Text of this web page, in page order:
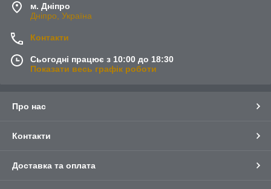
м. Дніпро
Дніпро, Україна
Контакти
Сьогодні працює з 10:00 до 18:30
Показати весь графік роботи
Про нас
Контакти
Доставка та оплата